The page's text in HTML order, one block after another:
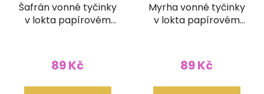
Šafrán vonné tyčinky
v lokta papírovém
89 Kč
Myrha vonné tyčinky
v lokta papírovém
89 Kč